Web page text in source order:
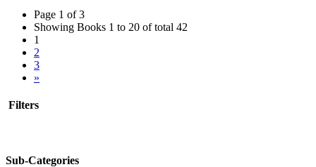
Page 1 of 3
Showing Books 1 to 20 of total 42
1
2
3
»
Filters
Sub-Categories